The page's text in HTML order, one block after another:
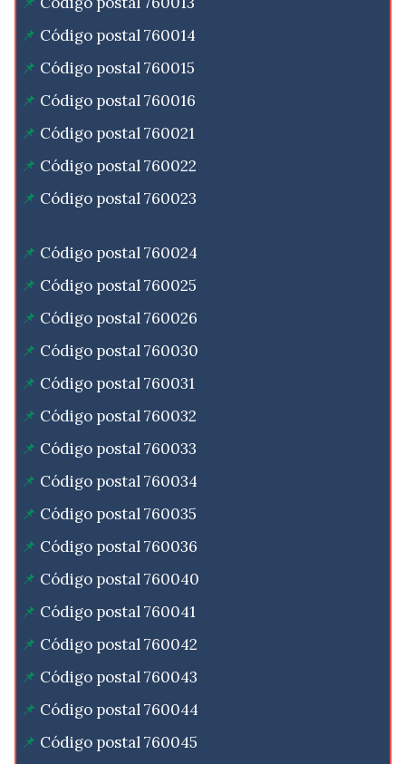
Código postal 760014
Código postal 760015
Código postal 760016
Código postal 760021
Código postal 760022
Código postal 760023
Código postal 760024
Código postal 760025
Código postal 760026
Código postal 760030
Código postal 760031
Código postal 760032
Código postal 760033
Código postal 760034
Código postal 760035
Código postal 760036
Código postal 760040
Código postal 760041
Código postal 760042
Código postal 760043
Código postal 760044
Código postal 760045